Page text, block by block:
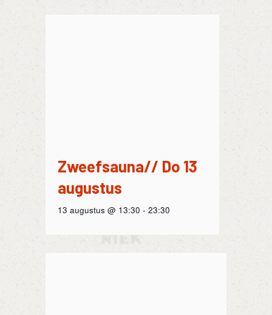
Zweefsauna// Do 13
augustus
13 augustus @ 13:30 - 23:30